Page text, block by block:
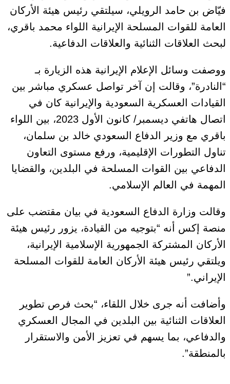
فيّاض بن حامد الرويلي، سيلتقي رئيس هيئة الأركان
العامة للقوات المسلحة الإيرانية اللواء محمد باقري،
لبحث العلاقات الثنائية والعلاقات الدفاعية.
ووصفت وسائل الإعلام الإيرانية هذه الزيارة بـ
“النادرة”، وقالت إن آخر تواصل عسكري مباشر بين
القيادات العسكرية السعودية والإيرانية كان في
اتصال هاتفي ديسمبر/ كانون الأول 2023، بين اللواء
باقري مع وزير الدفاع السعودي خالد بن سلمان،
تناول التطورات الإقليمية، ورفع مستوى التعاون
الدفاعي بين القوات المسلحة في البلدين، والقضايا
المهمة في العالم الإسلامي.
وقالت وزارة الدفاع السعودية في بيان مقتضب على
منصة إكس أنه “بتوجيه من القيادة، يزور رئيس هيئة
الأركان المشتركة الجمهورية الإسلامية الإيرانية،
ويلتقي رئيس هيئة الأركان العامة للقوات المسلحة
الإيراني.”
وأضافت أنه جرى خلال اللقاء، “بحث فرص تطوير
العلاقات الثنائية بين البلدين في المجال العسكري
والدفاعي، بما يسهم في تعزيز الأمن والاستقرار
بالمنطقة”.